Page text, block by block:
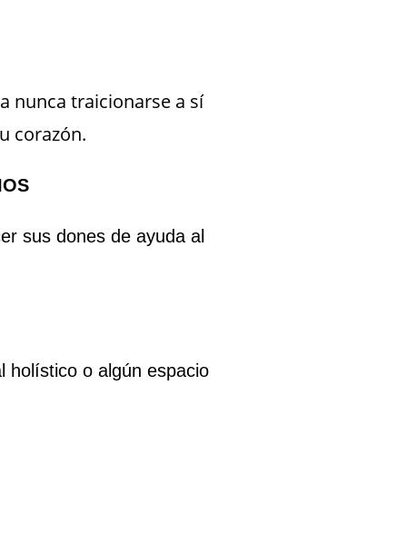
nunca traicionarse a sí
corazón.
sus dones de ayuda al
holístico o algún espacio